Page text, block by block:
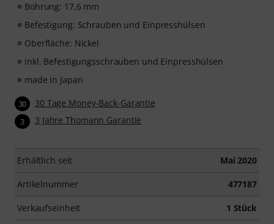
Bohrung: 17,6 mm
Befestigung: Schrauben und Einpresshülsen
Oberfläche: Nickel
inkl. Befestigungsschrauben und Einpresshülsen
made in Japan
30 30 Tage Money-Back-Garantie
3 3 Jahre Thomann Garantie
Erhältlich seit Mai 2020
Artikelnummer 477187
Verkaufseinheit 1 Stück